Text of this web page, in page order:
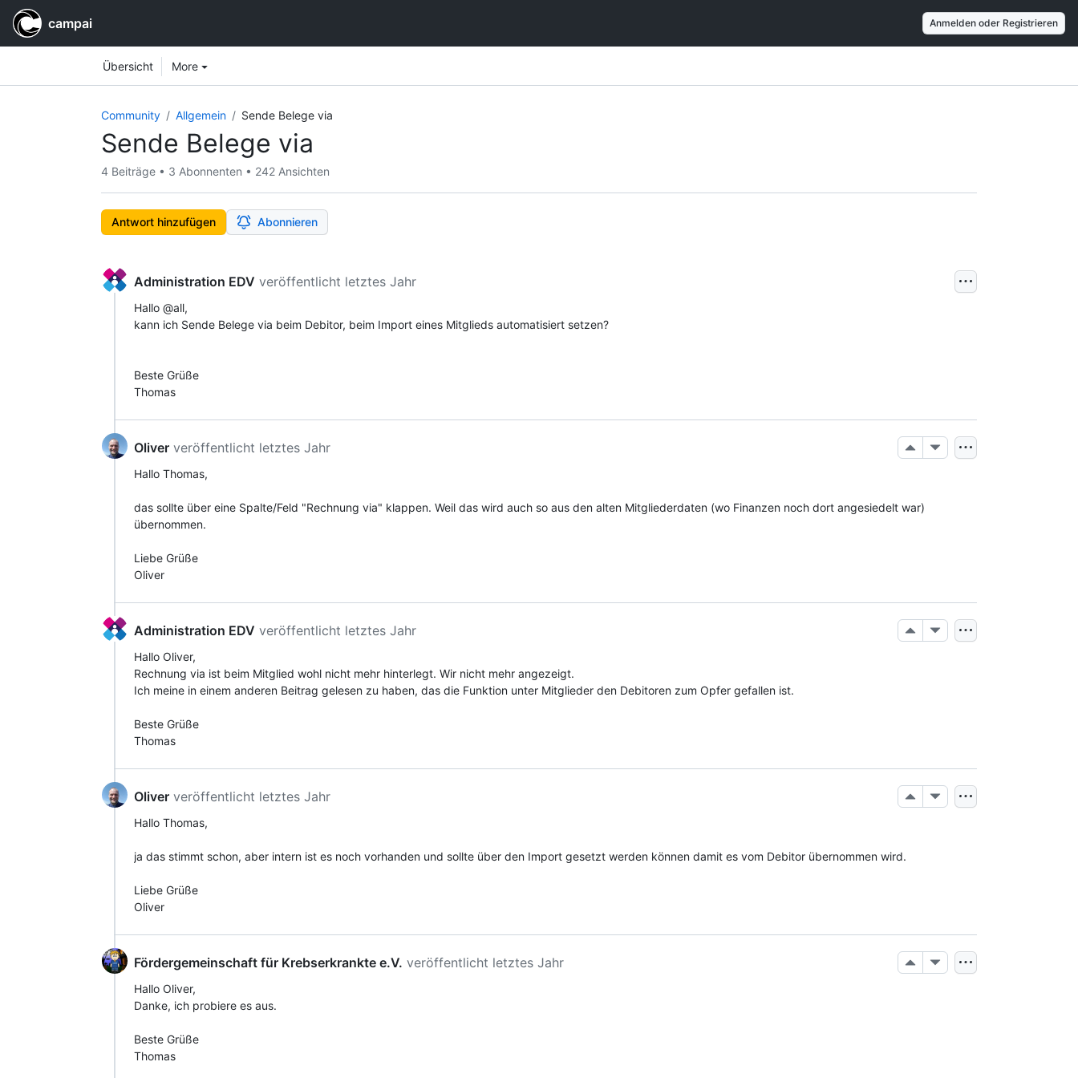
campai Anmelden oder Registrieren
Workspace navigation
Übersicht More Workspace items
Community Allgemein Sende Belege via
Sende Belege via
4 Beiträge • 3 Abonnenten • 242 Ansichten
Antwort hinzufügen Abonnieren
Administration EDV veröffentlicht letztes Jahr
Hallo @all,
kann ich Sende Belege via beim Debitor, beim Import eines Mitglieds automatisiert setzen?
Beste Grüße
Thomas
Oliver veröffentlicht letztes Jahr
Hallo Thomas,
das sollte über eine Spalte/Feld "Rechnung via" klappen. Weil das wird auch so aus den alten Mitgliederdaten (wo Finanzen noch dort angesiedelt war)
übernommen.
Liebe Grüße
Oliver
Administration EDV veröffentlicht letztes Jahr
Hallo Oliver,
Rechnung via ist beim Mitglied wohl nicht mehr hinterlegt. Wir nicht mehr angezeigt.
Ich meine in einem anderen Beitrag gelesen zu haben, das die Funktion unter Mitglieder den Debitoren zum Opfer gefallen ist.
Beste Grüße
Thomas
Oliver veröffentlicht letztes Jahr
Hallo Thomas,
ja das stimmt schon, aber intern ist es noch vorhanden und sollte über den Import gesetzt werden können damit es vom Debitor übernommen wird.
Liebe Grüße
Oliver
Fördergemeinschaft für Krebserkrankte e.V. veröffentlicht letztes Jahr
Hallo Oliver,
Danke, ich probiere es aus.
Beste Grüße
Thomas